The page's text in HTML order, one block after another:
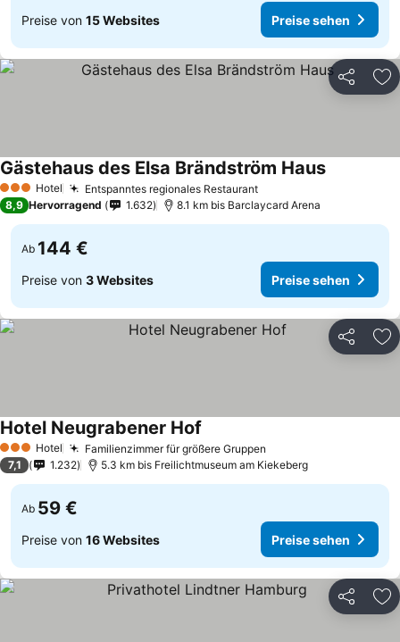
Preise von 15 Websites Preise sehen
Teilen
3 SterneHotel Entspanntes regionales Restaurant
Gästehaus des Elsa Brändström Haus
8,9 Hervorragend 1.632 8.1 km bis Barclaycard Arena
Ab 144 €
Preise von 3 Websites Preise sehen
Teilen
3 SterneHotel Familienzimmer für größere Gruppen
Hotel Neugrabener Hof
7,1 1.232 5.3 km bis Freilichtmuseum am Kiekeberg
Ab 59 €
Preise von 16 Websites Preise sehen
Teilen